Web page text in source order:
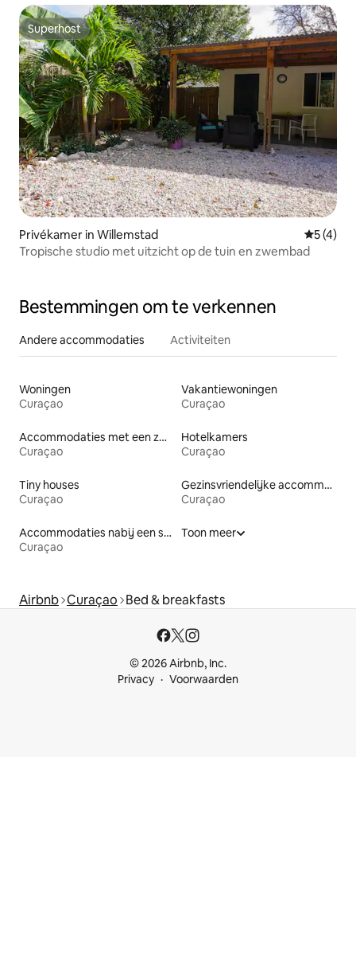
Superhost
Superhost
Privékamer in Willemstad
5 (4)
Tropische studio met uitzicht op de tuin en zwembad
Bestemmingen om te verkennen
Andere accommodaties Activiteiten
Woningen
Curaçao
Vakantiewoningen
Curaçao
Accommodaties met een zwembad
Curaçao
Hotelkamers
Curaçao
Tiny houses
Curaçao
Gezinsvriendelijke accommodaties
Curaçao
Accommodaties nabij een strand
Curaçao
Toon meer
Airbnb Curaçao Bed & breakfasts
© 2026 Airbnb, Inc.
Privacy
Voorwaarden